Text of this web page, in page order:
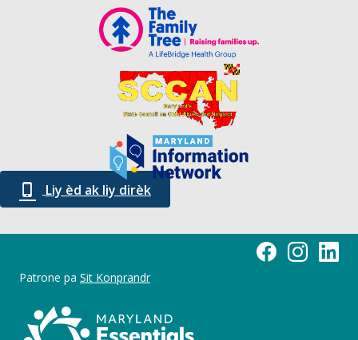
Liy èd ak liy dirèk
MarylandMaryland
Patrone pa Sit Konprandr